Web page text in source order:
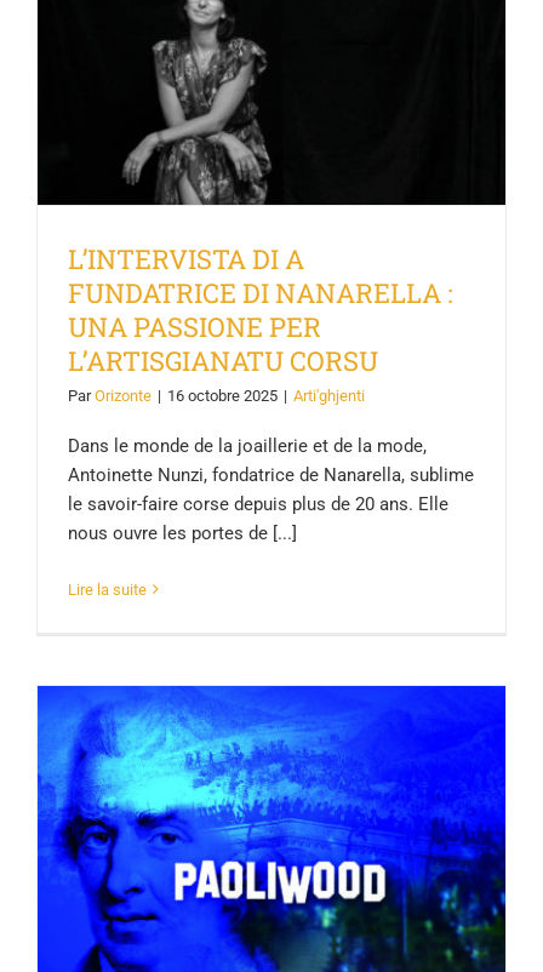
L’INTERVISTA DI A FUNDATRICE
DI NANARELLA : UNA PASSIONE
PER L’ARTISGIANATU CORSU
L’INTERVISTA DI A
FUNDATRICE DI NANARELLA :
UNA PASSIONE PER
L’ARTISGIANATU CORSU
ParOrizonte | 16 octobre 2025 | Arti'ghjenti
Dans le monde de la joaillerie et de la mode,
Antoinette Nunzi, fondatrice de Nanarella, sublime
le savoir-faire corse depuis plus de 20 ans. Elle
nous ouvre les portes de [...]
Lire la suite
Paoliwood